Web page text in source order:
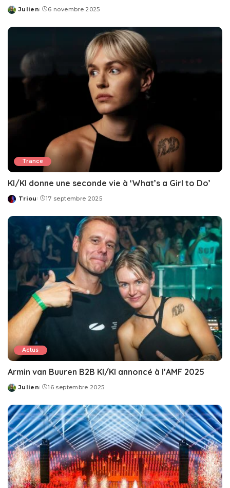
Posted
Julien 6 novembre 2025
Trance
KI/KI donne une seconde vie à ‘What’s a Girl to Do’
Posted
Triou 17 septembre 2025
Actus
Armin van Buuren B2B KI/KI annoncé à l’AMF 2025
Posted
Julien 16 septembre 2025